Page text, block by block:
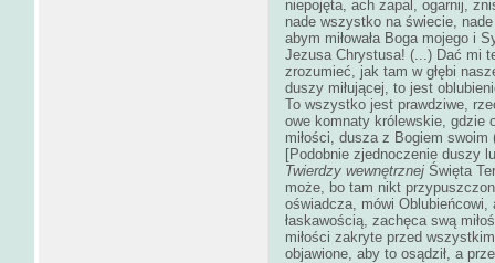
niepojęta, ach zapal, ogarnij,
nade wszystko na świecie,
abym miłowała Boga mojego i
Jezusa Chrystusa! (...) Dać mi
zrozumieć, jak tam w głębi
duszy miłującej, to jest
To wszystko jest prawdziwe,
owe komnaty królewskie, gdzie
miłości, dusza z Bogiem swoim
[Podobnie zjednoczenie duszy
Twierdzy wewnętrznej Święta
może, bo tam nikt
oświadcza, mówi Oblubieńcowi,
łaskawością, zachęca swą
miłości zakryte przed
objawione, aby to osądził, a